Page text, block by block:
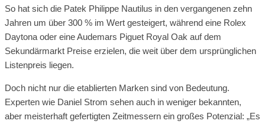
So hat sich die Patek Philippe Nautilus in den vergangenen zehn
Jahren um über 300 % im Wert gesteigert, während eine Rolex
Daytona oder eine Audemars Piguet Royal Oak auf dem
Sekundärmarkt Preise erzielen, die weit über dem ursprünglichen
Listenpreis liegen.
Doch nicht nur die etablierten Marken sind von Bedeutung.
Experten wie Daniel Strom sehen auch in weniger bekannten,
aber meisterhaft gefertigten Zeitmessern ein großes Potenzial: „Es